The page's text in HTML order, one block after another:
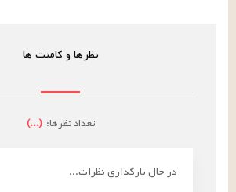
نظرها و کامنت ها
تعداد نظرها: (
...
)
در حال بارگذاری نظرات...